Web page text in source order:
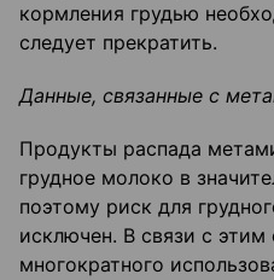
кормления грудью
следует прекратить.
Данные, связанные с
Продукты распада
грудное молоко в
поэтому риск для
исключен. В связи с этим
многократного